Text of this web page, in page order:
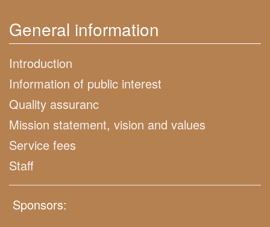
General information
Introduction
Information of public interest
Quality assuranc
Mission statement, vision and values
Service fees
Staff
Sponsors: